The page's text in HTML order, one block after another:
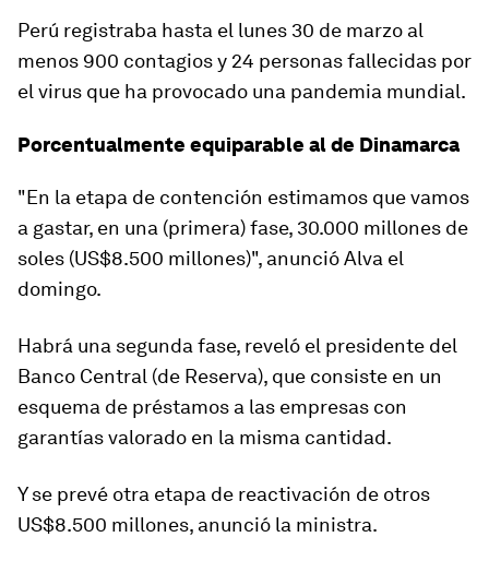
Perú registraba hasta el lunes 30 de marzo al
menos 900 contagios y 24 personas fallecidas por
el virus que ha provocado una pandemia mundial.
Porcentualmente equiparable al de Dinamarca
"En la etapa de contención estimamos que vamos
a gastar, en una (primera) fase, 30.000 millones de
soles (US$8.500 millones)", anunció Alva el
domingo.
Habrá una segunda fase, reveló el presidente del
Banco Central (de Reserva), que consiste en un
esquema de préstamos a las empresas con
garantíasvalorado en la misma cantidad.
Y se prevé otra etapa de reactivación de otros
US$8.500 millones, anunció la ministra.